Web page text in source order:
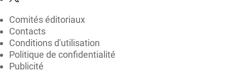
Comités éditoriaux
Contacts
Conditions d'utilisation
Politique de confidentialité
Publicité